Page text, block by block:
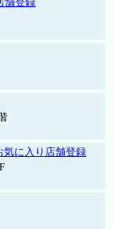
気に入り店舗登録